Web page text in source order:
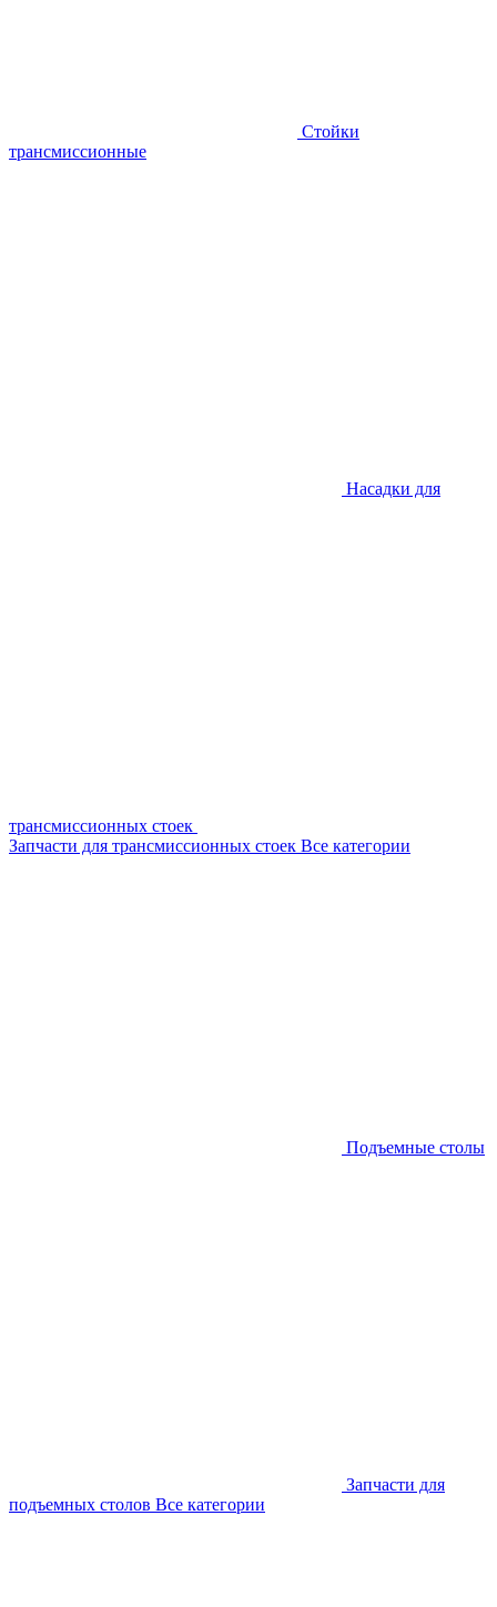
Стойки
трансмиссионные
Насадки для
трансмиссионных стоек
Запчасти для трансмиссионных стоек Все категории
Подъемные столы
Запчасти для
подъемных столов Все категории